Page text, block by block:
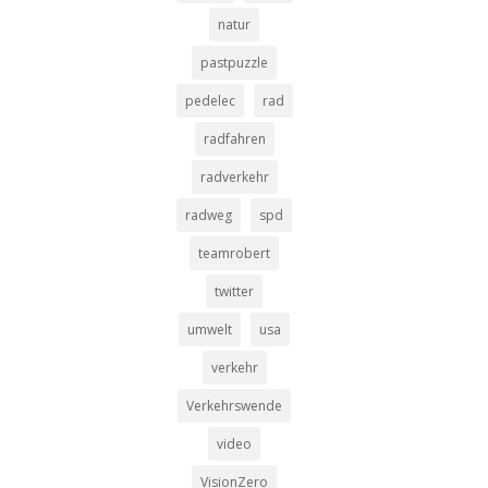
natur
pastpuzzle
pedelec rad
radfahren
radverkehr
radweg spd
teamrobert
twitter
umwelt usa
verkehr
Verkehrswende
video
VisionZero